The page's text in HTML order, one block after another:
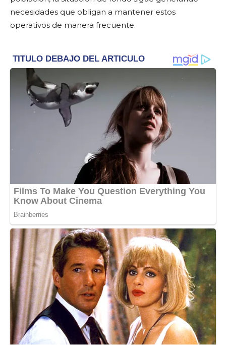
necesidades que obligan a mantener estos
operativos de manera frecuente.